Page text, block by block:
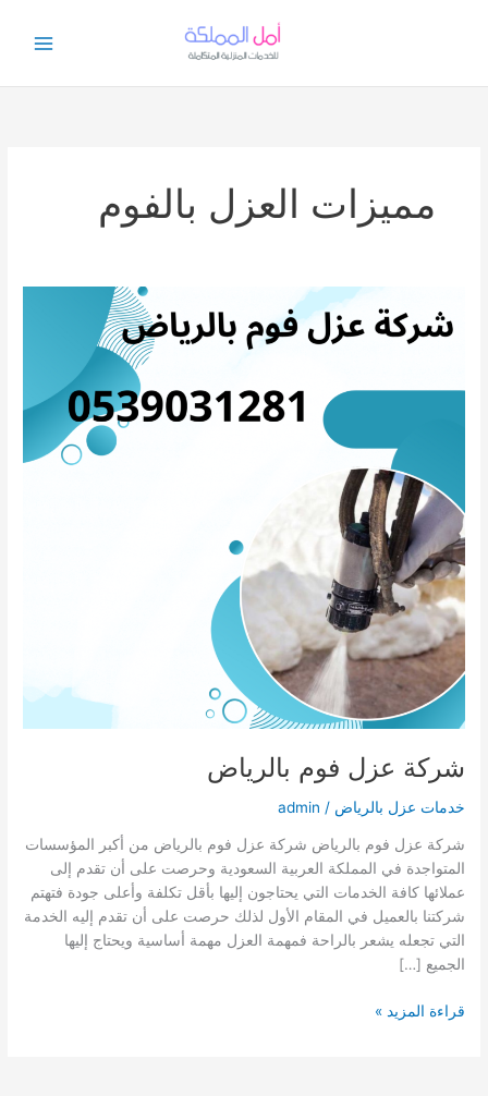
مميزات العزل بالفوم
شركة عزل فوم بالرياض
خدمات عزل بالرياض /
admin
شركة عزل فوم بالرياض شركة عزل فوم بالرياض من أكبر المؤسسات
المتواجدة في المملكة العربية السعودية وحرصت على أن تقدم إلى
عملائها كافة الخدمات التي يحتاجون إليها بأقل تكلفة وأعلى جودة فتهتم
شركتنا بالعميل في المقام الأول لذلك حرصت على أن تقدم إليه الخدمة
التي تجعله يشعر بالراحة فمهمة العزل مهمة أساسية ويحتاج إليها
الجميع […]
شركة
قراءة المزيد »